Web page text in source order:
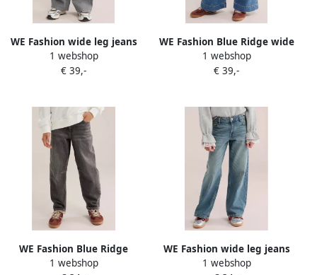
WE Fashion wide leg jeans
met strass-steentjes
1 webshop
€ 39,-
WE Fashion Blue Ridge wide
leg jeans blauw
1 webshop
€ 39,-
WE Fashion Blue Ridge
barrel jeans grijs
1 webshop
WE Fashion wide leg jeans
mediumblauw
1 webshop